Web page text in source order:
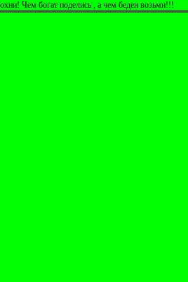
Чем богат поделись , а чем беден возьми!!!